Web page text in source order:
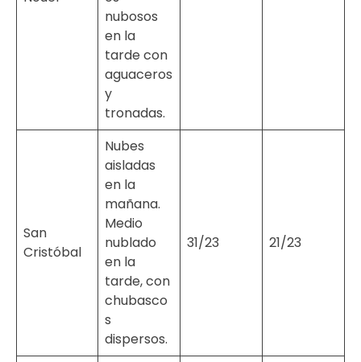
nubosos
en la
tarde con
aguaceros
y
tronadas.
San
Cristóbal
Nubes
aisladas
en la
mañana.
Medio
nublado
en la
tarde, con
chubasco
s
dispersos.
31/23 21/23